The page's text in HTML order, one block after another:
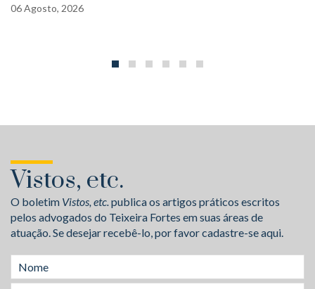
06Agosto, 2026
Vistos, etc.
O boletim Vistos, etc.publica os artigos práticos escritos
pelos advogados do Teixeira Fortes em suas áreas de
atuação. Se desejar recebê-lo, por favor cadastre-se aqui.